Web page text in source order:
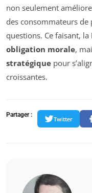
non seulement
des consommateurs de
questions. Ce faisant,
obligation morale,
stratégique pour
croissantes.
Partager :
Twitter